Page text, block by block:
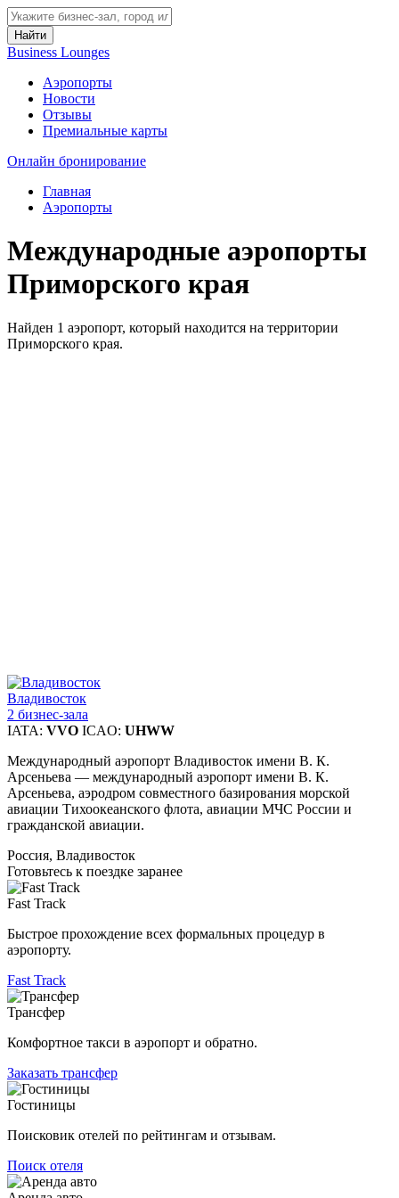
Найти
Business Lounges
Аэропорты
Новости
Отзывы
Премиальные карты
Онлайн бронирование
Главная
Аэропорты
Международные аэропорты
Приморского края
Найден 1 аэропорт, который находится на территории
Приморского края.
Владивосток
2 бизнес-зала
IATA: VVO ICAO: UHWW
Международный аэропорт Владивосток имени В. К.
Арсеньева — международный аэропорт имени В. К.
Арсеньева, аэродром совместного базирования морской
авиации Тихоокеанского флота, авиации МЧС России и
гражданской авиации.
Россия, Владивосток
Готовьтесь к поездке заранее
Fast Track
Быстрое прохождение всех формальных процедур в
аэропорту.
Fast Track
Трансфер
Комфортное такси в аэропорт и обратно.
Заказать трансфер
Гостиницы
Поисковик отелей по рейтингам и отзывам.
Поиск отеля